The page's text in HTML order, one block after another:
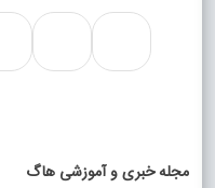
مجله خبری و آموزشی هاگ